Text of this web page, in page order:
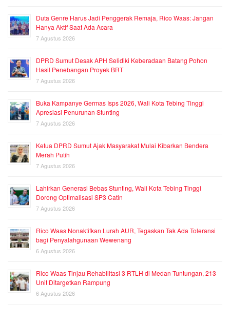
Duta Genre Harus Jadi Penggerak Remaja, Rico Waas: Jangan
Hanya Aktif Saat Ada Acara
7 Agustus 2026
DPRD Sumut Desak APH Selidiki Keberadaan Batang Pohon
Hasil Penebangan Proyek BRT
7 Agustus 2026
Buka Kampanye Germas Isps 2026, Wali Kota Tebing Tinggi
Apresiasi Penurunan Stunting
7 Agustus 2026
Ketua DPRD Sumut Ajak Masyarakat Mulai Kibarkan Bendera
Merah Putih
7 Agustus 2026
Lahirkan Generasi Bebas Stunting, Wali Kota Tebing Tinggi
Dorong Optimalisasi SP3 Catin
7 Agustus 2026
Rico Waas Nonaktifkan Lurah AUR, Tegaskan Tak Ada Toleransi
bagi Penyalahgunaan Wewenang
6 Agustus 2026
Rico Waas Tinjau Rehabilitasi 3 RTLH di Medan Tuntungan, 213
Unit Ditargetkan Rampung
6 Agustus 2026